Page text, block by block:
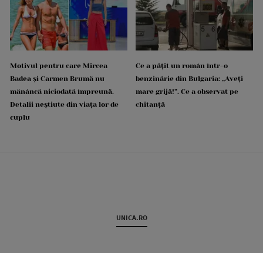
Motivul pentru care Mircea
Badea și Carmen Brumă nu
mănâncă niciodată împreună.
Detalii neștiute din viața lor de
cuplu
Ce a pățit un român într-o
benzinărie din Bulgaria: „Aveți
mare grijă!”. Ce a observat pe
chitanță
UNICA.RO